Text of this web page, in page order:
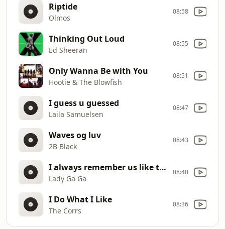
Riptide
Olmos
08:58
Thinking Out Loud
Ed Sheeran
08:55
Only Wanna Be with You
Hootie & The Blowfish
08:51
I guess u guessed
Laila Samuelsen
08:47
Waves og luv
2B Black
08:43
I always remember us like this
Lady Ga Ga
08:40
I Do What I Like
The Corrs
08:36